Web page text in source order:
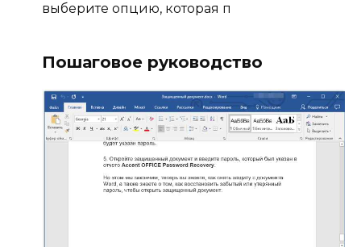
выберите опцию, которая п
Пошаговое руководство